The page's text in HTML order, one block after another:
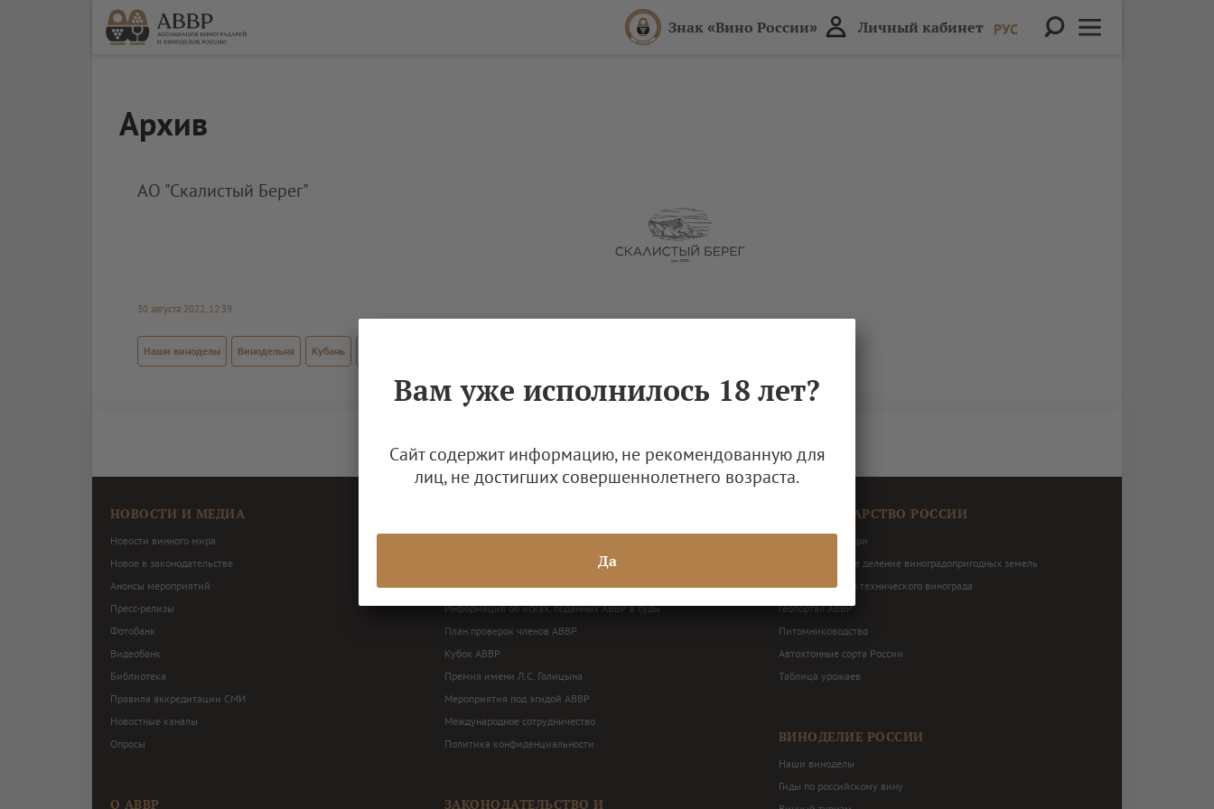
Знак «Вино России» Личный кабинет РУС
Архив
АО "Скалистый Берег"
30 августа 2022, 12:39
Наши виноделы Винодельня Кубань
НОВОСТИ И МЕДИА
Новости винного мира
Новое в законодательстве
Анонсы мероприятий
Пресс-релизы
Фотобанк
Видеобанк
Библиотека
Правила аккредитации СМИ
Новостные каналы
Опросы
О АВВР
Годовая бухгалтерская отчетность
Балансные декларации
Информация об исках, поданных АВВР в суды
План проверок членов АВВР
Кубок АВВР
Премия имени Л.С. Голицына
Мероприятия под эгидой АВВР
Международное сотрудничество
Политика конфиденциальности
ЗАКОНОДАТЕЛЬСТВО И
ВИНОГРАДАРСТВО РОССИИ
Наши виноградари
Территориальное деление виноградопригодных земель
Перечень сортов технического винограда
Геопортал АВВР
Питомниководство
Автохтонные сорта России
Таблица урожаев
ВИНОДЕЛИЕ РОССИИ
Наши виноделы
Гиды по российскому вину
Вам уже исполнилось 18 лет?
Сайт содержит информацию, не рекомендованную для
лиц, не достигших совершеннолетнего возраста.
Да